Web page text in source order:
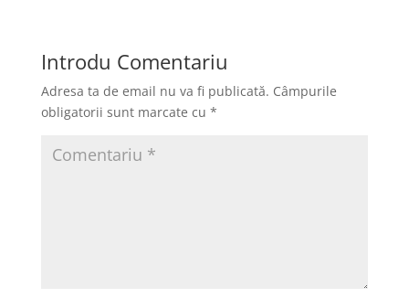
Introdu Comentariu
Adresa ta de email nu va fi publicată. Câmpurile
obligatorii sunt marcate cu *